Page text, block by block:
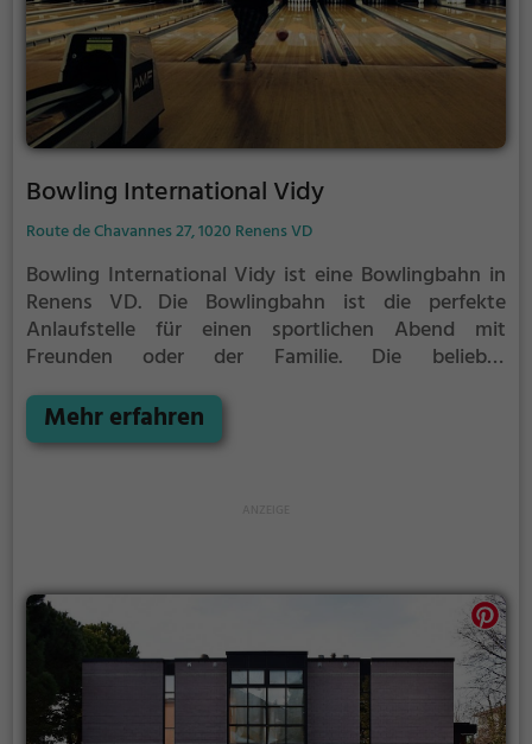
Bowling International Vidy
Route de Chavannes 27, 1020 Renens VD
Bowling International Vidy ist eine Bowlingbahn in
Renens VD. Die Bowlingbahn ist die perfekte
Anlaufstelle für einen sportlichen Abend mit
Freunden oder der Familie. Die beliebte
kalten Tagen eine geeignete Freizeitbeschäftigung,
sportliche Betätigung und Wettbewerbscharakter
Mehr erfahren